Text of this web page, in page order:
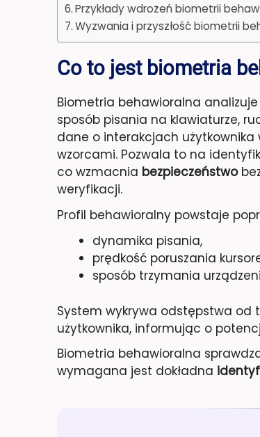
Przykłady wdrożeń biometrii
Wyzwania i przyszłość biometrii
Co to jest biometria
Biometria behawioralna
sposób pisania na klawiaturze,
dane o interakcjach użytkownika
wzorcami. Pozwala to na
co wzmacnia bezpieczeństwo
weryfikacji.
Profil behawioralny powstaje
dynamika pisania,
prędkość poruszania
sposób trzymania
System wykrywa odstępstwa od
użytkownika, informując o
Biometria behawioralna
wymagana jest dokładna